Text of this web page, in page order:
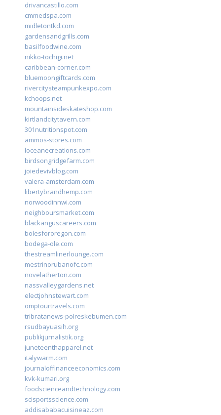
drivancastillo.com
cmmedspa.com
midletontkd.com
gardensandgrills.com
basilfoodwine.com
nikko-tochigi.net
caribbean-corner.com
bluemoongiftcards.com
rivercitysteampunkexpo.com
kchoops.net
mountainsideskateshop.com
kirtlandcitytavern.com
301nutritionspot.com
ammos-stores.com
loceanecreations.com
birdsongridgefarm.com
joiedevivblog.com
valera-amsterdam.com
libertybrandhemp.com
norwoodinnwi.com
neighboursmarket.com
blackanguscareers.com
bolesfororegon.com
bodega-ole.com
thestreamlinerlounge.com
mestrinorubanofc.com
novelatherton.com
nassvalleygardens.net
electjohnstewart.com
omptourtravels.com
tribratanews-polreskebumen.com
rsudbayuasih.org
publikjurnalistik.org
juneteenthapparel.net
italywarm.com
journaloffinanceeconomics.com
kvk-kumari.org
foodscienceandtechnology.com
scisportsscience.com
addisababacuisineaz.com